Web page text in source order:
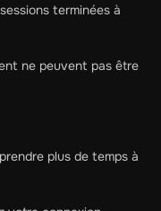
terminées à
ne peuvent pas être
plus de temps à